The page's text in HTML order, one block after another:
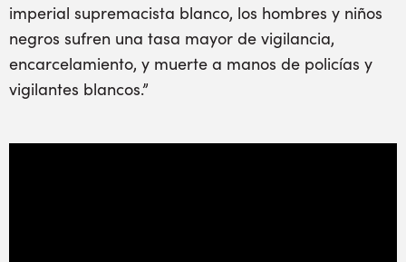
imperial supremacista blanco, los hombres y niños
negros sufren una tasa mayor de vigilancia,
encarcelamiento, y muerte a manos de policías y
vigilantes blancos.”